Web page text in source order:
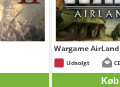
Wargame
Udsolgt